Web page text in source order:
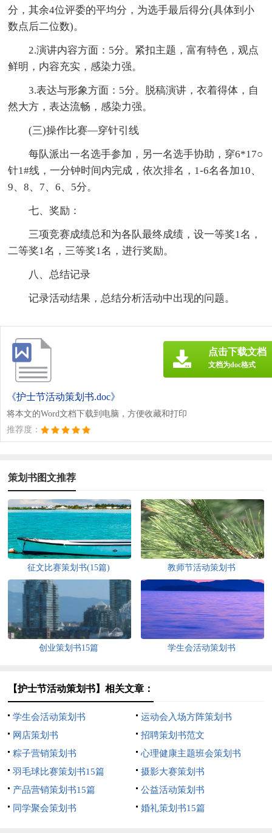
分，其余4位评委的平均分，为选手最后得分(具体到小
数点后二位数)。
2.演讲内容方面：5分。紧扣主题，富有特色，观点
鲜明，内容充实，感染力强。
3.表达与形象方面：5分。脱稿演讲，衣着得体，自
然大方，表达流畅，感染力强。
(三)操作比赛—穿针引线
每队派出一名选手参加，另一名选手协助，穿6*17○
针1#线，一分钟时间内完成，依次排名，1-6名各加10、
9、8、7、6、5分。
七、奖励：
三项竞赛成绩总和为各队最终成绩，设一等奖1名，
二等奖1名，三等奖1名，进行奖励。
八、总结记录
记录活动结果，总结分析活动中出现的问题。
《护士节活动策划书.doc》
将本文的Word文档下载到电脑，方便收藏和打印
推荐度：
点击下载文档
文档为doc格式
策划书图文推荐
征文比赛策划书(15篇) 教师节活动策划书
创业策划书15篇 学生会活动策划书
【护士节活动策划书】相关文章：
学生会活动策划书
运动会入场方阵策划书
网店策划书
招聘策划书范文
粽子营销策划书
心理健康主题班会策划书
羽毛球比赛策划书15篇
摄影大赛策划书
产品营销策划书15篇
公益活动策划书
同学聚会策划书
婚礼策划书15篇